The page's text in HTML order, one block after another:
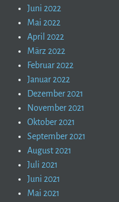
Juni 2022
Mai 2022
April 2022
März 2022
Februar 2022
Januar 2022
Dezember 2021
November 2021
Oktober 2021
September 2021
August 2021
Juli 2021
Juni 2021
Mai 2021